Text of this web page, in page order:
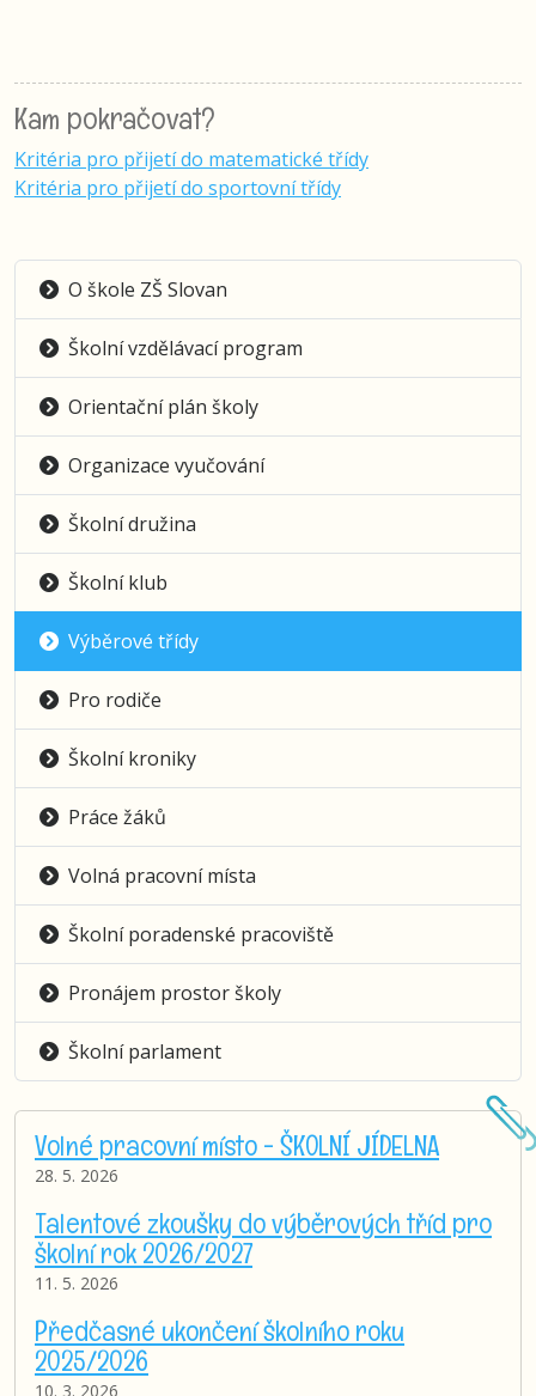
Kam pokračovat?
Kritéria pro přijetí do matematické třídy
Kritéria pro přijetí do sportovní třídy
O škole ZŠ Slovan
Školní vzdělávací program
Orientační plán školy
Organizace vyučování
Školní družina
Školní klub
Výběrové třídy
Pro rodiče
Školní kroniky
Práce žáků
Volná pracovní místa
Školní poradenské pracoviště
Pronájem prostor školy
Školní parlament
Volné pracovní místo - ŠKOLNÍ JÍDELNA
28. 5. 2026
Talentové zkoušky do výběrových tříd pro
školní rok 2026/2027
11. 5. 2026
Předčasné ukončení školního roku
2025/2026
10. 3. 2026